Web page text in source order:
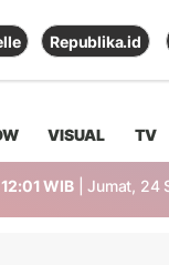
Republika.id
VISUAL TV
12:01 WIB | Jumat, 24